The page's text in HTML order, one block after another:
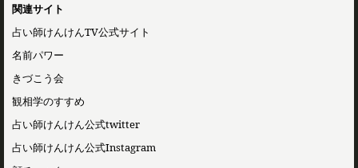
関連サイト
占い師けんけんTV公式サイト
名前パワー
きづこう会
観相学のすすめ
占い師けんけん公式twitter
占い師けんけん公式Instagram